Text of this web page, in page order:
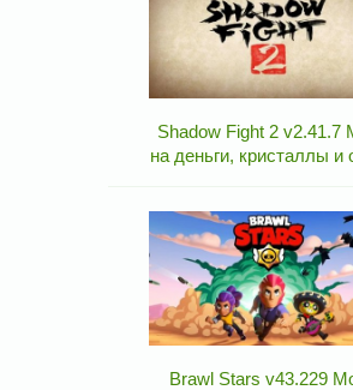
Shadow Fight 2 v2.41.7
на деньги, кристаллы и
Brawl Stars v43.229